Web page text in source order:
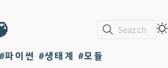
Search
파이썬 #생태계 #모듈